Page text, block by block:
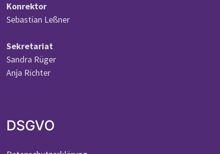
Konrektor
Sebastian Leßner
Sekretariat
Sandra Rüger
Anja Richter
DSGVO